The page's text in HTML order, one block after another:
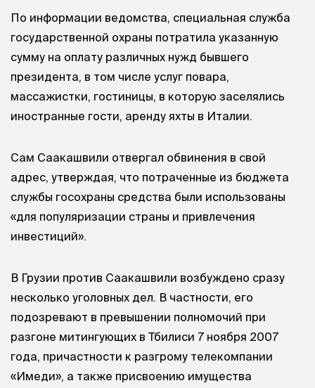
По информации ведомства, специальная служба
государственной охраны потратила указанную
сумму на оплату различных нужд бывшего
президента, в том числе услуг повара,
массажистки, гостиницы, в которую заселялись
иностранные гости, аренду яхты в Италии.
Сам Саакашвили отвергал обвинения в свой
адрес, утверждая, что потраченные из бюджета
службы госохраны средства были использованы
«для популяризации страны и привлечения
инвестиций».
В Грузии против Саакашвили возбуждено сразу
несколько уголовных дел. В частности, его
подозревают в превышении полномочий при
разгоне митингующих в Тбилиси 7 ноября 2007
года, причастности к разгрому телекомпании
«Имеди», а также присвоению имущества